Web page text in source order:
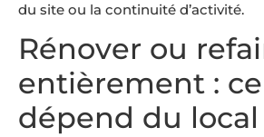
du site ou la continuité d’activité.
Rénover ou
entièrement :
dépend du local